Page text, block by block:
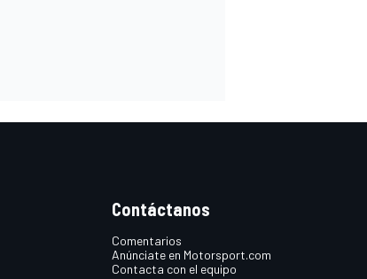
Contáctanos
Comentarios
Anúnciate en Motorsport.com
Contacta con el equipo